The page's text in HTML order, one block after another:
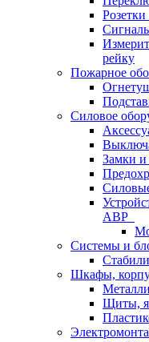
рейку
Пожарное
Силовое
Замки и
АВР
Системы и
Шкафы,
Щиты,